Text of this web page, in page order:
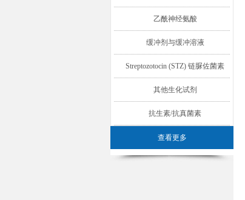
乙酰神经氨酸
缓冲剂与缓冲溶液
Streptozotocin (STZ) 链脲佐菌素
其他生化试剂
抗生素/抗真菌素
查看更多